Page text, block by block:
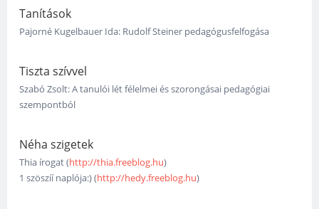
Tanítások
Pajorné Kugelbauer Ida: Rudolf Steiner pedagógusfelfogása
Tiszta szívvel
Szabó Zsolt: A tanulói lét félelmei és szorongásai pedagógiai
szempontból
Néha szigetek
Thia írogat (http://thia.freeblog.hu)
1 szöszíí naplója:) (http://hedy.freeblog.hu)